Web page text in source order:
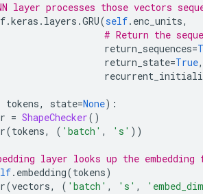
layer processes those vectors
.keras . layers .GRU(self. enc_units,
# Return the
=
=True,
tokens, state=None):
= ShapeChecker()
(tokens, ( 'batch' , 's' ))
layer looks up the
. embedding(tokens)
(vectors, ( 'batch' , 's' ,